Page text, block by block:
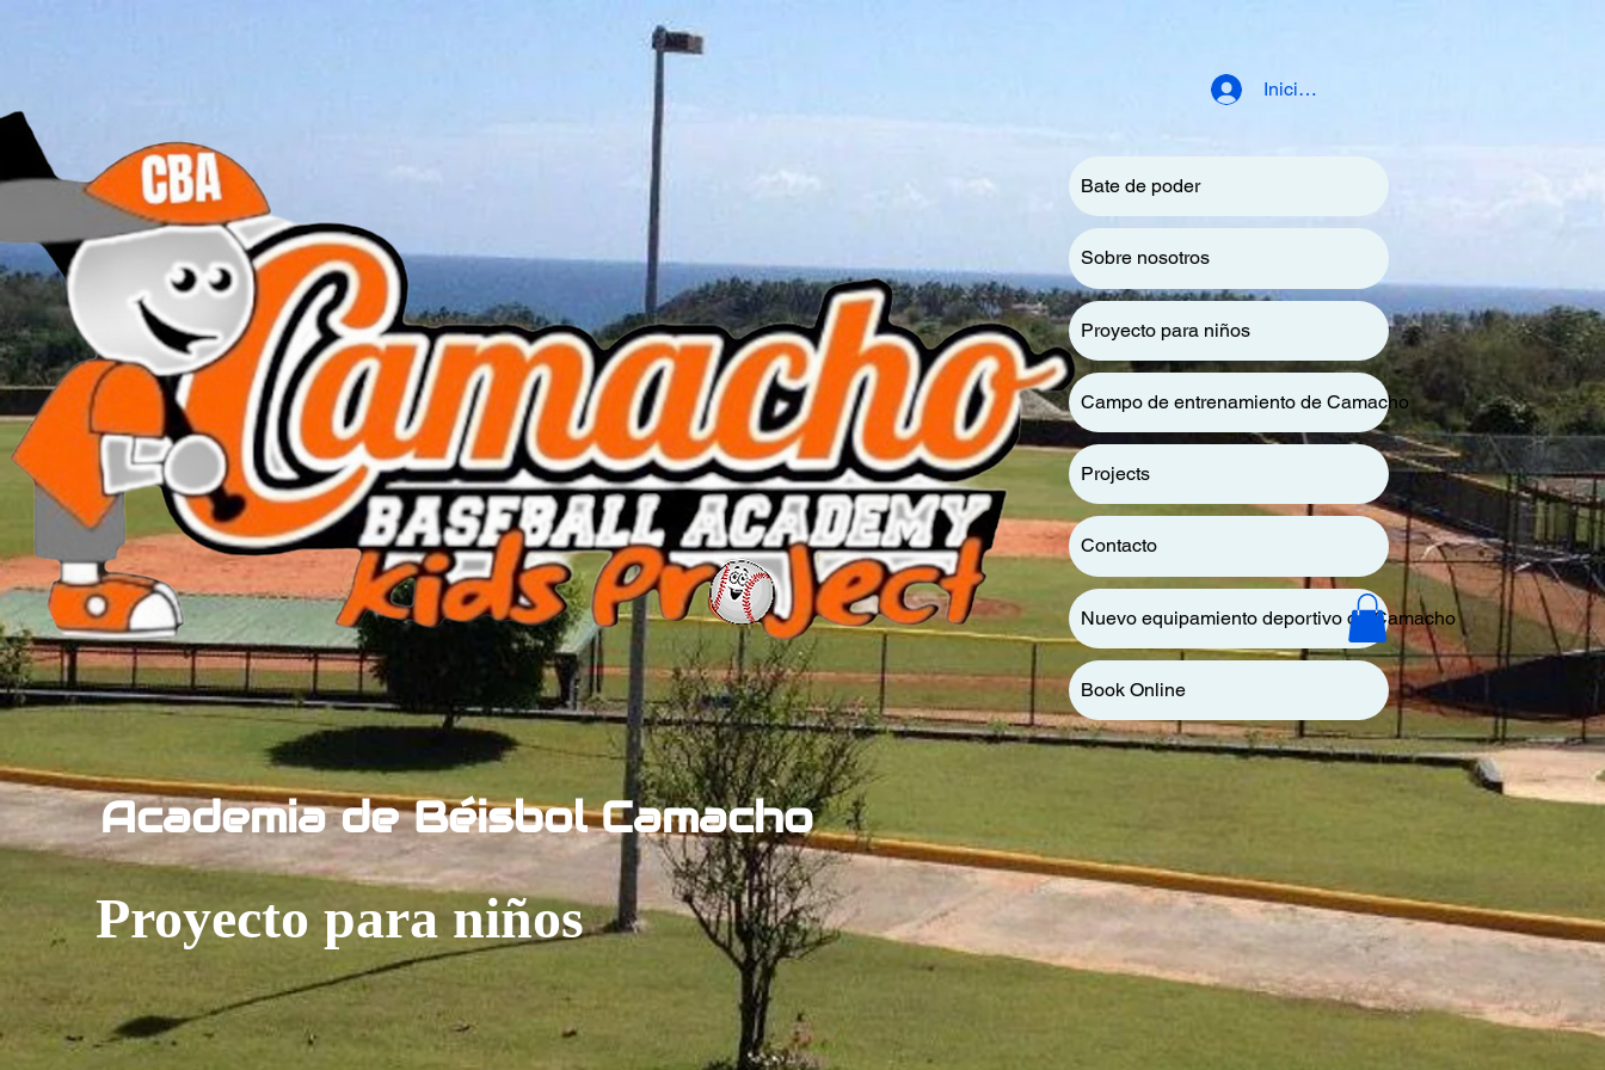
Academia de Béisbol Camacho
Proyecto para niños
Bate de poder
Sobre nosotros
Proyecto para niños
Campo de entrenamiento de Camacho
Projects
Contacto
Nuevo equipamiento deportivo de Camacho
Book Online
Iniciar sesión